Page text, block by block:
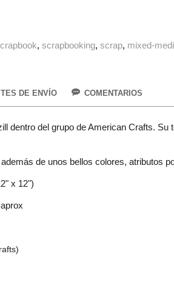
scrapbooking scrap mixed-
DE ENVÍO COMENTARIOS
dentro del grupo de American Crafts.
de unos bellos colores, atributos
x 12")